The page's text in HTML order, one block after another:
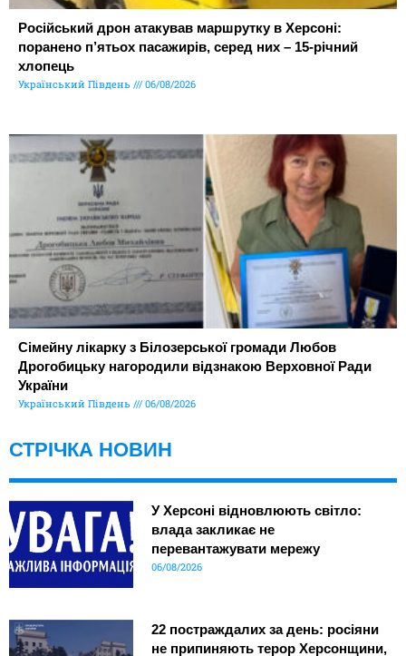
Російський дрон атакував маршрутку в Херсоні:
поранено п’ятьох пасажирів, серед них – 15-річний
хлопець
Український Південь 06/08/2026
Сімейну лікарку з Білозерської громади Любов
Дрогобицьку нагородили відзнакою Верховної Ради
України
Український Південь 06/08/2026
СТРІЧКА НОВИН
У Херсоні відновлюють світло:
влада закликає не
перевантажувати мережу
06/08/2026
22 постраждалих за день: росіяни
не припиняють терор Херсонщини,